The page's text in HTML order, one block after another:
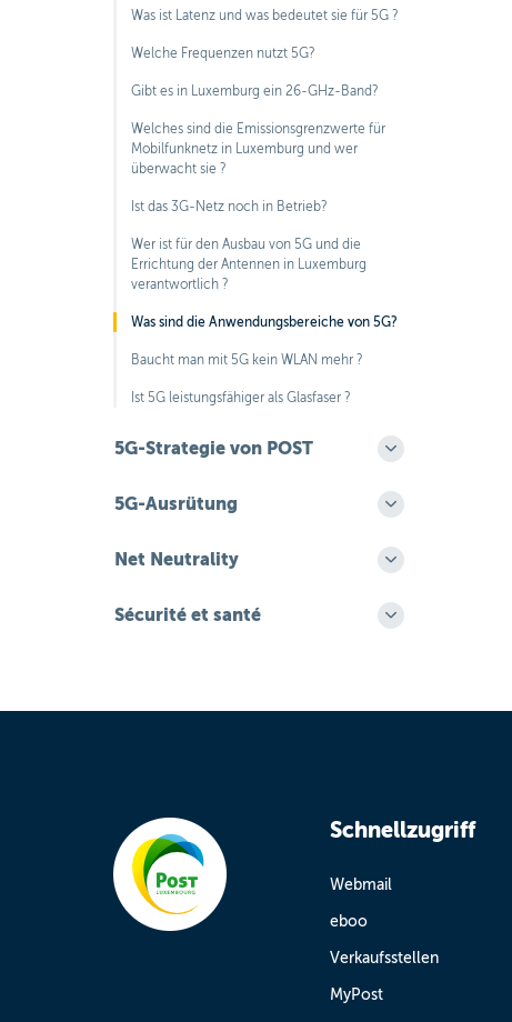
Was ist Latenz und was bedeutet sie für 5G ?
Welche Frequenzen nutzt 5G?
Gibt es in Luxemburg ein 26-GHz-Band?
Welches sind die Emissionsgrenzwerte für
Mobilfunknetz in Luxemburg und wer
überwacht sie ?
Ist das 3G-Netz noch in Betrieb?
Wer ist für den Ausbau von 5G und die
Errichtung der Antennen in Luxemburg
verantwortlich ?
Was sind die Anwendungsbereiche von 5G?
Baucht man mit 5G kein WLAN mehr ?
Ist 5G leistungsfähiger als Glasfaser ?
5G-Strategie von POST
5G-Ausrütung
Net Neutrality
Sécurité et santé
Schnellzugriff
Webmail
eboo
Verkaufsstellen
MyPost